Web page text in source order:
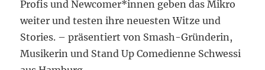
Profis und Newcomer*innen geben das Mikro
weiter und testen ihre neuesten Witze und
Stories. – präsentiert von Smash-Gründerin,
Musikerin und Stand Up Comedienne Schwessi